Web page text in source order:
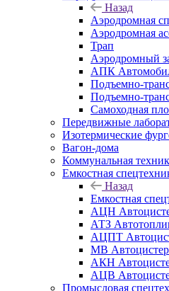
Назад
Аэродромная
Аэродромная
Трап
Аэродромный
АПК
Подъемно-
Подъемно-
Самоходная
Передвижные
Изотермические
Вагон-дома
Коммунальная
Емкостная
Назад
Емкостная
АЦН
АТЗ
АЦПТ
МВ
АКН
АЦВ
Промысловая